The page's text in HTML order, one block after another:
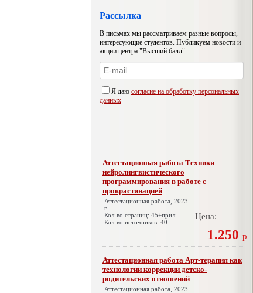
Рассылка
В письмах мы рассматриваем разные вопросы,
интересующие студентов. Публикуем новости и
акции центра "Высший балл".
Я даю согласие на обработку персональных
данных
Аттестационная работа Техники
нейролингвистического
программирования в работе с
прокрастинацией
Аттестационная работа, 2023
г.
Кол-во страниц: 45+прил.
Кол-во источников: 40
Цена:
1.250 р
Аттестационная работа Арт-терапия как
технологии коррекции детско-
родительских отношений
Аттестационная работа, 2023